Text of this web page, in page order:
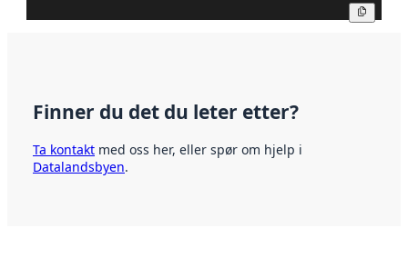
Finner du det du leter etter?
Ta kontakt med oss her, eller spør om hjelp i
Datalandsbyen.